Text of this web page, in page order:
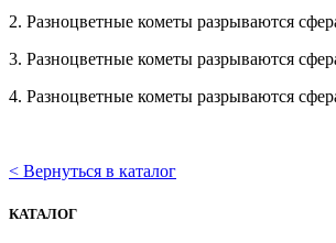
2. Разноцветные кометы разрываются
3. Разноцветные кометы разрываются
4. Разноцветные кометы разрываются
< Вернуться в каталог
КАТАЛОГ